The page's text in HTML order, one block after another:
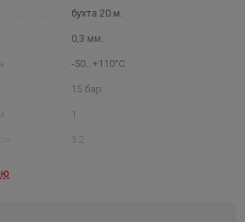
бухта 20 м.
0,3 мм.
‐50…+110°С
15 бар
1
3.2